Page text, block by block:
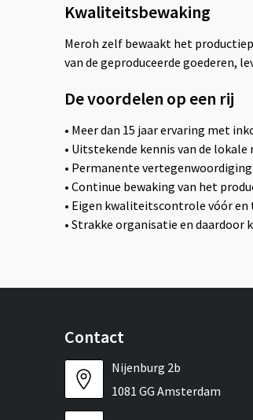
Kwaliteitsbewaking
Meroh zelf bewaakt het
van de geproduceerde goederen,
De voordelen op een rij
• Meer dan 15 jaar ervaring met
• Uitstekende kennis van de
• Permanente
• Continue bewaking van het
• Eigen kwaliteitscontrole vóór en
• Strakke organisatie en
Contact
Nijenburg 2b
1081 GG Amsterdam